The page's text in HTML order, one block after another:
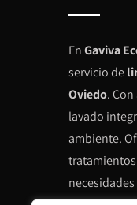
EnGaviva
servicio de
Oviedo.
lavado
ambiente.